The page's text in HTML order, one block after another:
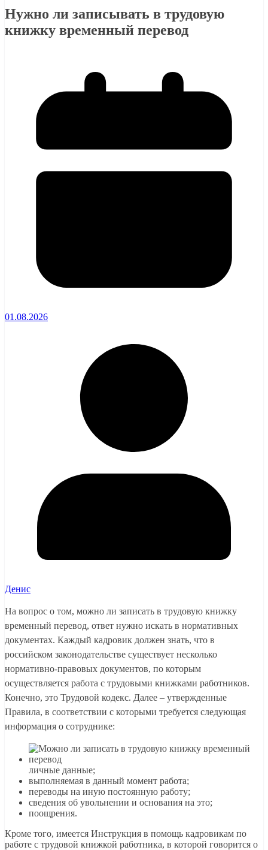
Нужно ли записывать в трудовую
книжку временный перевод
01.08.2026
Денис
На вопрос о том, можно ли записать в трудовую книжку
временный перевод, ответ нужно искать в нормативных
документах. Каждый кадровик должен знать, что в
российском законодательстве существует несколько
нормативно-правовых документов, по которым
осуществляется работа с трудовыми книжками работников.
Конечно, это Трудовой кодекс. Далее – утвержденные
Правила, в соответствии с которыми требуется следующая
информация о сотруднике:
личные данные;
выполняемая в данный момент работа;
переводы на иную постоянную работу;
сведения об увольнении и основания на это;
поощрения.
Кроме того, имеется Инструкция в помощь кадровикам по
работе с трудовой книжкой работника, в которой говорится о